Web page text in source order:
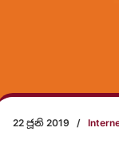
22 ජූනි 2019 /